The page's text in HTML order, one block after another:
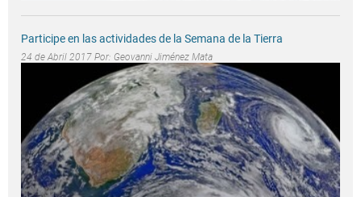
Participe en las actividades de la Semana de la Tierra
24 de Abril 2017 Por: Geovanni Jiménez Mata